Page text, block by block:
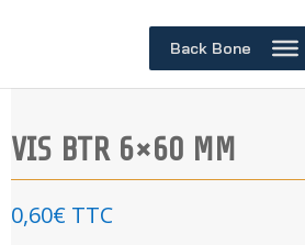
Back Bone
VIS BTR 6×60 MM
0,60€ TTC